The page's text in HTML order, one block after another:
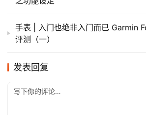
手表 | 入门也绝非入门而已 Garmin
评测（一）
发表回复